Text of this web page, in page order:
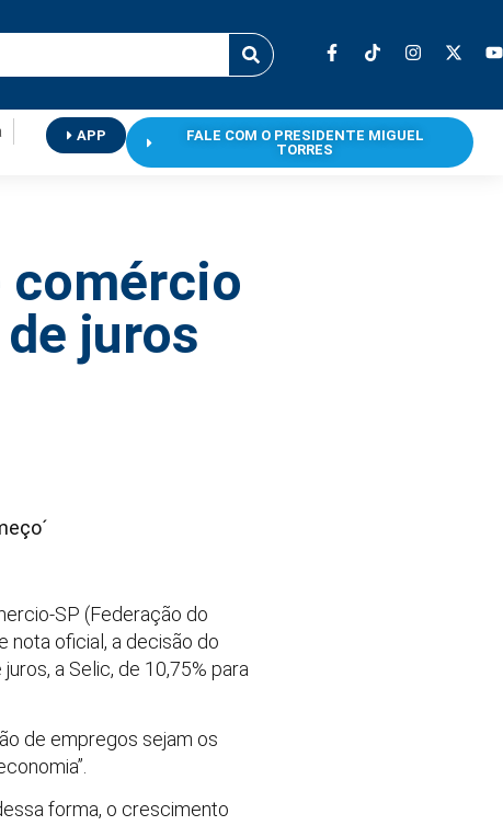
APP
FALE COM O PRESIDENTE MIGUEL
TORRES
comércio
juros
SP (Federação do
nota oficial, a decisão do
a Selic, de 10,75% para
de empregos sejam os
forma, o crescimento